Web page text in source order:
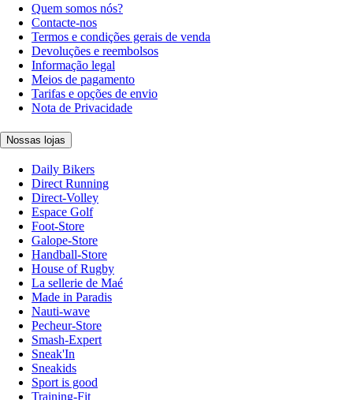
Quem somos nós?
Contacte-nos
Termos e condições gerais de venda
Devoluções e reembolsos
Informação legal
Meios de pagamento
Tarifas e opções de envio
Nota de Privacidade
Nossas lojas
Daily Bikers
Direct Running
Direct-Volley
Espace Golf
Foot-Store
Galope-Store
Handball-Store
House of Rugby
La sellerie de Maé
Made in Paradis
Nauti-wave
Pecheur-Store
Smash-Expert
Sneak'In
Sneakids
Sport is good
Training-Fit